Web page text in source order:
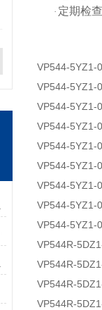
· 定期检
VP544-5YZ1-
VP544-5YZ1-
VP544-5YZ1-
VP544-5YZ1-
VP544-5YZ1-
VP544-5YZ1-
VP544-5YZ1-
VP544-5YZ1-
VP544-5YZ1-
VP544R-
VP544R-
VP544R-
VP544R-